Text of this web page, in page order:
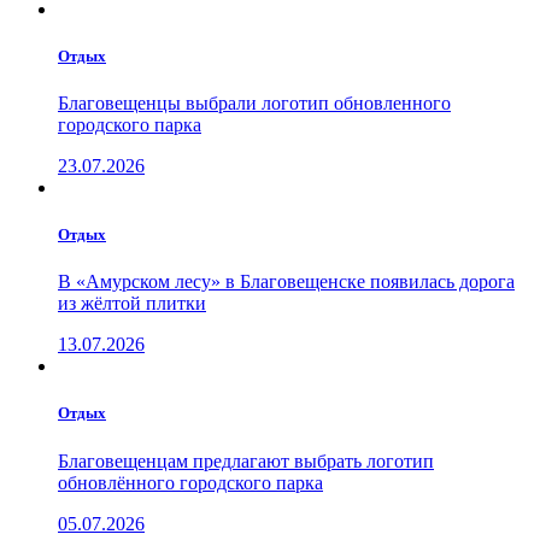
Отдых
Благовещенцы выбрали логотип обновленного
городского парка
23.07.2026
Отдых
В «Амурском лесу» в Благовещенске появилась дорога
из жёлтой плитки
13.07.2026
Отдых
Благовещенцам предлагают выбрать логотип
обновлённого городского парка
05.07.2026